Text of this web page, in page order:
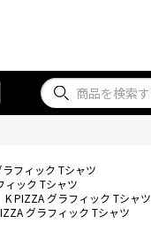
フィック Tシャツ
ィック Tシャツ
K PIZZA グラフィック Tシャツ
グラフィック Tシャツ